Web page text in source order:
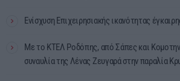
Ενίσχυση Επιχειρησιακής ικανότητας
Με το ΚΤΕΛ Ροδόπης, από Σάπες και
συναυλία της Λένας Ζευγαρά στην παραλία